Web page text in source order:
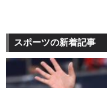
スポーツの新着記事